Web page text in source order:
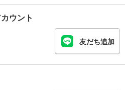
ウント
友だち追加